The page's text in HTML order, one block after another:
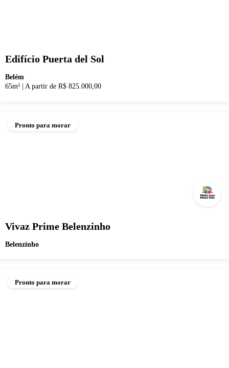
Edifício Puerta del Sol
Belém
65m²
A partir de R$ 825.000,00
Pronto para morar
Vivaz Prime Belenzinho
Belenzinho
Pronto para morar